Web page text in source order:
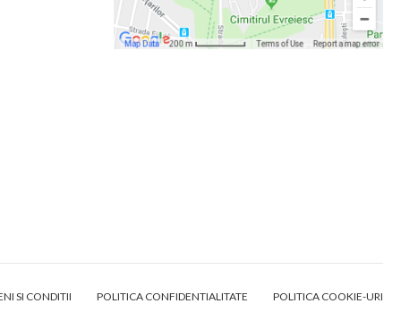
SI CONDITII POLITICA CONFIDENTIALITATE POLITICA COOKIE-URI